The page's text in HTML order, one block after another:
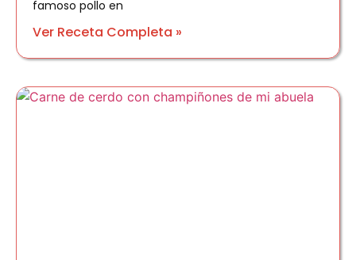
famoso pollo en
Ver Receta Completa »